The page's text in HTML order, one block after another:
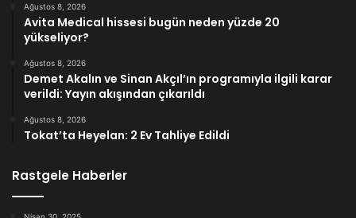
Ağustos 8, 2026
Avita Medical hissesi bugün neden yüzde 20
yükseliyor?
Ağustos 8, 2026
Demet Akalın ve Sinan Akçıl’ın programıyla ilgili karar
verildi: Yayın akışından çıkarıldı
Ağustos 8, 2026
Tokat’ta Heyelan: 2 Ev Tahliye Edildi
Rastgele Haberler